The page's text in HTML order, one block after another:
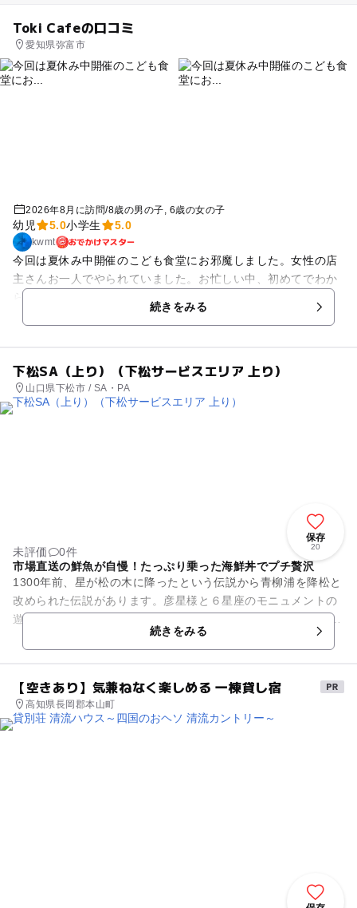
Toki Cafeの口コミ
愛知県弥富市
2026年8月に訪問/8歳の男の子 6歳の女の子
幼児 5.0小学生 5.0
kwmt おでかけマスター
今回は夏休み中開催のこども食堂にお邪魔しました。女性の店
主さんお一人でやられていました。お忙しい中、初めてでわか
らない私たちにも優しく説明してくださいました。一人100円
で大きめお茶碗一杯分のおにぎり2個と日替わりの汁物がいた
いった和風のおつゆでした。汁物とおにぎりでお腹いっぱいに
なりました。雰囲気もよくまた伺いたいなと思いました。 普段
のメニューは、パンケーキ、ホットサンド、かき氷、チーズド
続きをみる
下松SA（上り）（下松サービスエリア 上り）
山口県下松市 / SA・PA
保存
20
未評価
0件
市場直送の鮮魚が自慢！たっぷり乗った海鮮丼でプチ贅沢
1300年前、星が松の木に降ったという伝説から青柳浦を降松と
改められた伝説があります。彦星様と６星座のモニュメントの
遊歩道が訪れる人を楽しませてくれます。 唐戸市場から仕入れ
続きをみる
【空きあり】気兼ねなく楽しめる 一棟貸し宿
高知県長岡郡本山町